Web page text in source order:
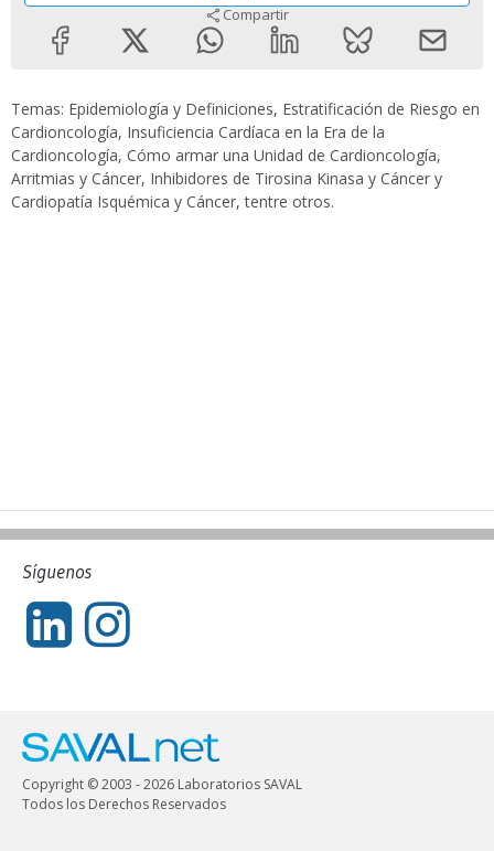
Compartir
Temas: Epidemiología y Definiciones, Estratificación de Riesgo en
Cardioncología, Insuficiencia Cardíaca en la Era de la
Cardioncología, Cómo armar una Unidad de Cardioncología,
Arritmias y Cáncer, Inhibidores de Tirosina Kinasa y Cáncer y
Cardiopatía Isquémica y Cáncer, tentre otros.
Síguenos
Copyright © 2003 - 2026 Laboratorios SAVAL
Todos los Derechos Reservados